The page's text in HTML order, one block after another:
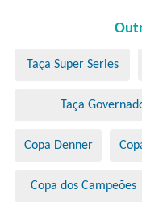
Taça Super Series
Taça
Copa Denner
Copa dos Campeões